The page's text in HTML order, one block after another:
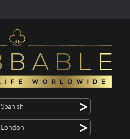
Spanish >
London >